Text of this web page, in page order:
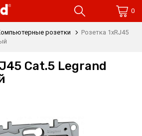
0
розетки
Розетка 1xRJ45
Cat.5 Legrand